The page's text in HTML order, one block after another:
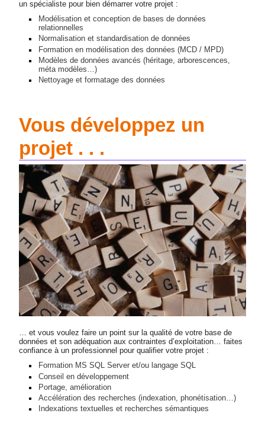
un spécialiste pour bien démarrer votre projet :
Modélisation et conception de bases de données
relationnelles
Normalisation et standardisation de données
Formation en modélisation des données (MCD / MPD)
Modèles de données avancés (héritage, arborescences,
méta modèles…)
Nettoyage et formatage des données
Vous développez un
projet . . .
… et vous voulez faire un point sur la qualité de votre base de
données et son adéquation aux contraintes d’exploitation… faites
confiance à un professionnel pour qualifier votre projet :
Formation MS SQL Server et/ou langage SQL
Conseil en développement
Portage, amélioration
Accélération des recherches (indexation, phonétisation…)
Indexations textuelles et recherches sémantiques